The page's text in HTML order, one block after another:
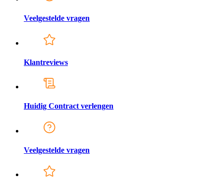
Veelgestelde vragen
Klantreviews
Huidig Contract verlengen
Veelgestelde vragen